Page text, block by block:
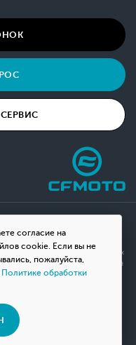
согласие на
cookie. Если вы не
пожалуйста,
Политике обработки
сайт носит исключительно
не является публичной офертой,
кодекса Российской
о наличии и стоимости указанных
компании с помощью специальной